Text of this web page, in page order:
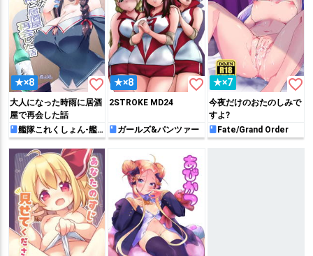
★×8 favorite_border
大人になった時雨に居酒
屋で再会した話
艦隊これくしょん-艦
これ-
★×8 favorite_border
2STROKE MD24
ガールズ&パンツァー
★×7 favorite_border
今夜だけのおたのしみで
すよ?
Fate/Grand Order